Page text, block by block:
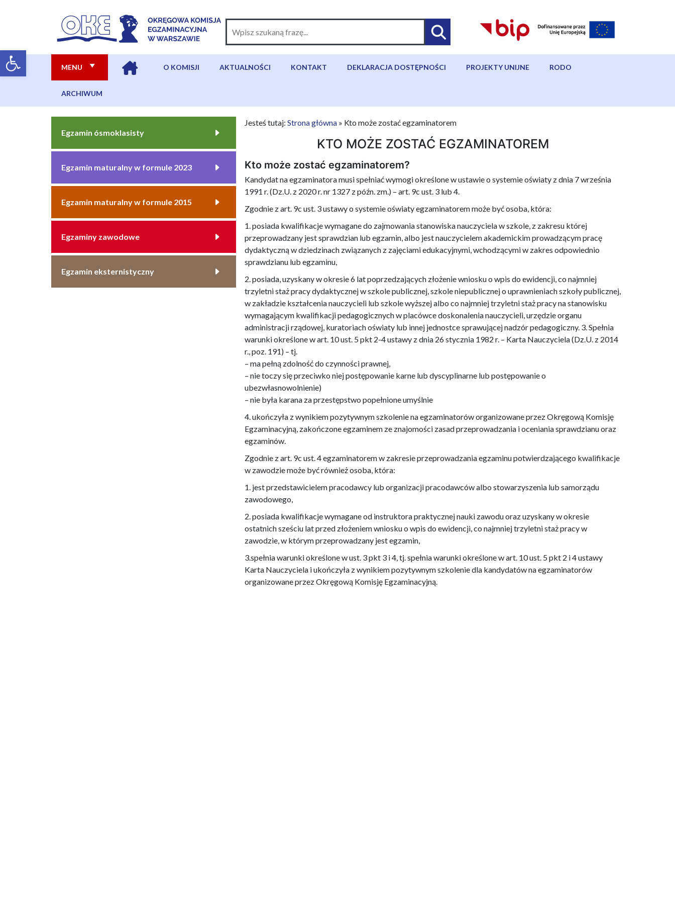
MENU O KOMISJI AKTUALNOŚCI KONTAKT DEKLARACJA DOSTĘPNOŚCI PROJEKTY UNIJNE RODO
ARCHIWUM
Egzamin ósmoklasisty
Egzamin maturalny w formule 2023
Egzamin maturalny w formule 2015
Egzaminy zawodowe
Egzamin eksternistyczny
Jesteś tutaj: Strona główna » Kto może zostać egzaminatorem
KTO MOŻE ZOSTAĆ EGZAMINATOREM
Kto może zostać egzaminatorem?
Kandydat na egzaminatora musi spełniać wymogi określone w ustawie o systemie oświaty z dnia 7 września
1991 r. (Dz.U. z 2020 r. nr 1327 z późn. zm.) – art. 9c ust. 3 lub 4.
Zgodnie z art. 9c ust. 3 ustawy o systemie oświaty egzaminatorem może być osoba, która:
1. posiada kwalifikacje wymagane do zajmowania stanowiska nauczyciela w szkole, z zakresu której
przeprowadzany jest sprawdzian lub egzamin, albo jest nauczycielem akademickim prowadzącym pracę
dydaktyczną w dziedzinach związanych z zajęciami edukacyjnymi, wchodzącymi w zakres odpowiednio
sprawdzianu lub egzaminu,
2. posiada, uzyskany w okresie 6 lat poprzedzających złożenie wniosku o wpis do ewidencji, co najmniej
trzyletni staż pracy dydaktycznej w szkole publicznej, szkole niepublicznej o uprawnieniach szkoły publicznej,
w zakładzie kształcenia nauczycieli lub szkole wyższej albo co najmniej trzyletni staż pracy na stanowisku
wymagającym kwalifikacji pedagogicznych w placówce doskonalenia nauczycieli, urzędzie organu
administracji rządowej, kuratoriach oświaty lub innej jednostce sprawującej nadzór pedagogiczny. 3. Spełnia
warunki określone w art. 10 ust. 5 pkt 2-4 ustawy z dnia 26 stycznia 1982 r. – Karta Nauczyciela (Dz.U. z 2014
r., poz. 191) – tj.
– ma pełną zdolność do czynności prawnej,
– nie toczy się przeciwko niej postępowanie karne lub dyscyplinarne lub postępowanie o
ubezwłasnowolnienie)
– nie była karana za przestępstwo popełnione umyślnie
4. ukończyła z wynikiem pozytywnym szkolenie na egzaminatorów organizowane przez Okręgową Komisję
Egzaminacyjną, zakończone egzaminem ze znajomości zasad przeprowadzania i oceniania sprawdzianu oraz
egzaminów.
Zgodnie z art. 9c ust. 4 egzaminatorem w zakresie przeprowadzania egzaminu potwierdzającego kwalifikacje
w zawodzie może być również osoba, która:
1. jest przedstawicielem pracodawcy lub organizacji pracodawców albo stowarzyszenia lub samorządu
zawodowego,
2. posiada kwalifikacje wymagane od instruktora praktycznej nauki zawodu oraz uzyskany w okresie
ostatnich sześciu lat przed złożeniem wniosku o wpis do ewidencji, co najmniej trzyletni staż pracy w
zawodzie, w którym przeprowadzany jest egzamin,
3.spełnia warunki określone w ust. 3 pkt 3 i 4, tj. spełnia warunki określone w art. 10 ust. 5 pkt 2 i 4 ustawy
Karta Nauczyciela i ukończyła z wynikiem pozytywnym szkolenie dla kandydatów na egzaminatorów
organizowane przez Okręgową Komisję Egzaminacyjną.